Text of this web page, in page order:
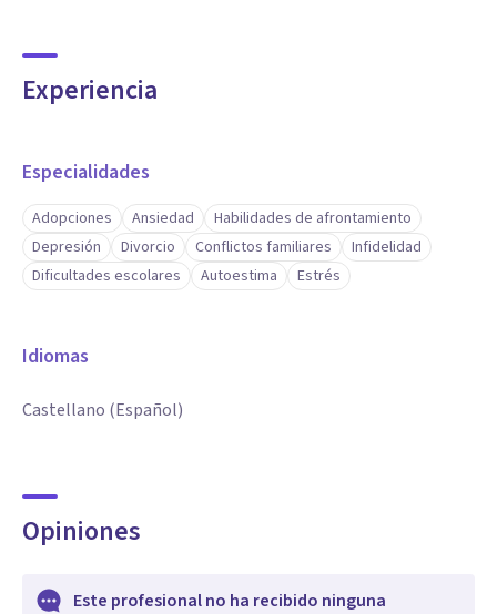
Experiencia
Especialidades
Adopciones Ansiedad
Habilidades de afrontamiento
Depresión
Divorcio Conflictos familiares
Infidelidad
Dificultades escolares
Autoestima Estrés
Idiomas
Castellano (Español)
Opiniones
Este profesional no ha recibido ninguna